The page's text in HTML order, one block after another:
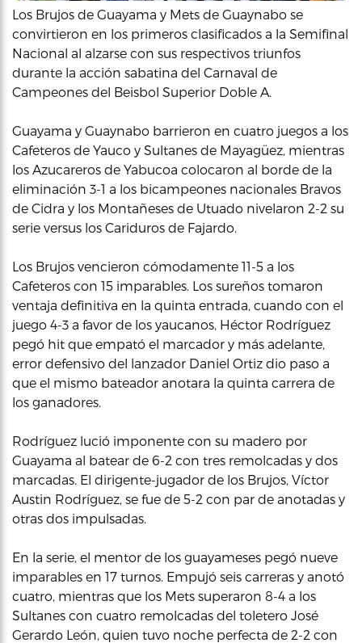
Los Brujos de Guayama y Mets de Guaynabo se
convirtieron en los primeros clasificados a la Semifinal
Nacional al alzarse con sus respectivos triunfos
durante la acción sabatina del Carnaval de
Campeones del Beisbol Superior Doble A.
Guayama y Guaynabo barrieron en cuatro juegos a los
Cafeteros de Yauco y Sultanes de Mayagüez, mientras
los Azucareros de Yabucoa colocaron al borde de la
eliminación 3-1 a los bicampeones nacionales Bravos
de Cidra y los Montañeses de Utuado nivelaron 2-2 su
serie versus los Cariduros de Fajardo.
Los Brujos vencieron cómodamente 11-5 a los
Cafeteros con 15 imparables. Los sureños tomaron
ventaja definitiva en la quinta entrada, cuando con el
juego 4-3 a favor de los yaucanos, Héctor Rodríguez
pegó hit que empató el marcador y más adelante,
error defensivo del lanzador Daniel Ortiz dio paso a
que el mismo bateador anotara la quinta carrera de
los ganadores.
Rodríguez lució imponente con su madero por
Guayama al batear de 6-2 con tres remolcadas y dos
marcadas. El dirigente-jugador de los Brujos, Víctor
Austin Rodríguez, se fue de 5-2 con par de anotadas y
otras dos impulsadas.
En la serie, el mentor de los guayameses pegó nueve
imparables en 17 turnos. Empujó seis carreras y anotó
cuatro, mientras que los Mets superaron 8-4 a los
Sultanes con cuatro remolcadas del toletero José
Gerardo León, quien tuvo noche perfecta de 2-2 con